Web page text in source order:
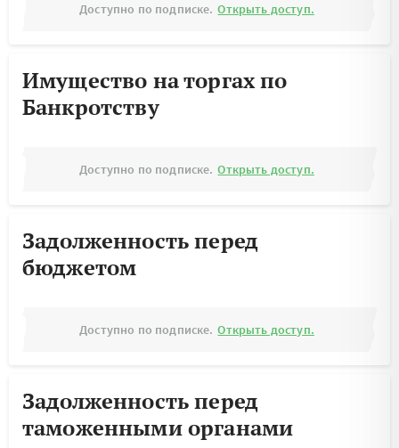
Доступно по подписке. Открыть доступ.
Имущество на торгах по
Банкротству
Доступно по подписке. Открыть доступ.
Задолженность перед
бюджетом
Доступно по подписке. Открыть доступ.
Задолженность перед
таможенными органами